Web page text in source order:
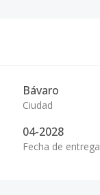
Bávaro
Ciudad
04-2028
Fecha de entrega